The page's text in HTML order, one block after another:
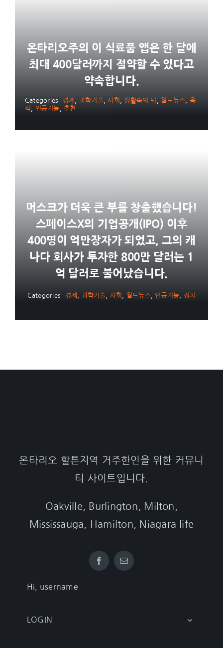
온타리오주의 이 식료품 앱은 한 달에
최대 400달러까지 절약할 수 있다고
약속합니다.
Categories: 경제 과학기술,사회 ,생활속의 팁 ,월드뉴스
음
식
인공지능 ,추천
머스크가 더욱 큰 부를 창출했습니다!
스페이스X의 기업공개(IPO) 이후
400명이 억만장자가 되었고, 그의 캐
나다 회사가 투자한 800만 달러는 1
억 달러로 불어났습니다.
Categories: 경제 과학기술 사회 월드뉴스, 인공지능 정치
온타리오 할튼지역 거주한인을 위한 커뮤니
티 사이트입니다.
Oakville, Burlington, Milton,
Mississauga, Hamilton, Niagara life
Hi, username
LOGIN